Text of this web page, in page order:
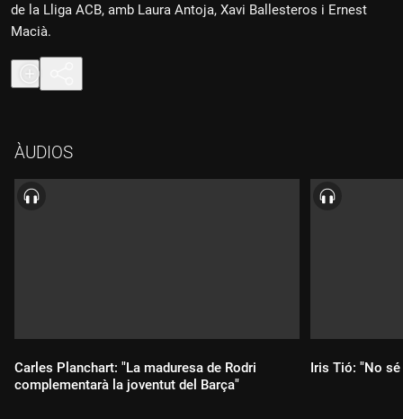
de la Lliga ACB, amb Laura Antoja, Xavi Ballesteros i Ernest
Macià.
ÀUDIOS
Carles Planchart: "La maduresa de Rodri
complementarà la joventut del Barça"
Iris Tió: "No